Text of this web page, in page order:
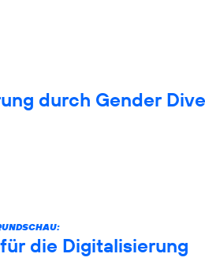
durch Gender
die Digitalisierung